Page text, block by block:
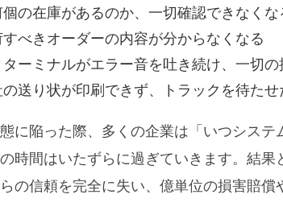
個の在庫があるのか、一切確認できなくな
べきオーダーの内容が分からなくなる
ーミナルがエラー音を吐き続け、一切
送り状が印刷できず、トラックを待た
に陥った際、多くの企業は「いつシス
時間はいたずらに過ぎていきます。結
の信頼を完全に失い、億単位の損害賠償